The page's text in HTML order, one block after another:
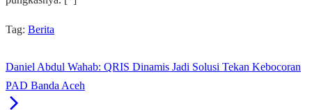
Tag: Berita
Daniel Abdul Wahab: QRIS Dinamis Jadi Solusi Tekan Kebocoran
PAD Banda Aceh